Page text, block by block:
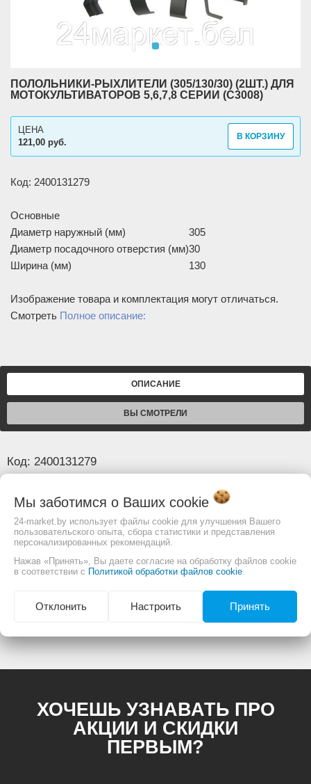
ПОЛОЛЬНИКИ-РЫХЛИТЕЛИ (305/130/30) (2ШТ.) ДЛЯ
МОТОКУЛЬТИВАТОРОВ 5,6,7,8 СЕРИИ (C3008)
121,00 руб.
ЦЕНА
В КОРЗИНУ
Код: 2400131279
Основные
Диаметр наружный (мм)
305
Диаметр посадочного отверстия (мм)30
Ширина (мм)
130
Изображение товара и комплектация могут отличаться.
Смотреть Полное описание:
ОПИСАНИЕ
ВЫ СМОТРЕЛИ
Код: 2400131279
Основные
Диаметр наружный (мм)
305
Диаметр посадочного отверстия (мм)30
Ширина (мм)
130
Изображение товара и комплектация могут
Полное описание:
ХОЧЕШЬ УЗНАВАТЬ ПРО
АКЦИИ И СКИДКИ
ПЕРВЫМ?
Мы заботимся о Ваших cookie
24-market.by использует файлы cookie для улучшения Вашего
пользовательского опыта, сбора статистики и представления
персонализированных рекомендаций.
Нажав «Принять», Вы даете согласие на обработку файлов cookie
в соответствии с Политикой обработки файлов cookie
Отклонить Настроить Принять